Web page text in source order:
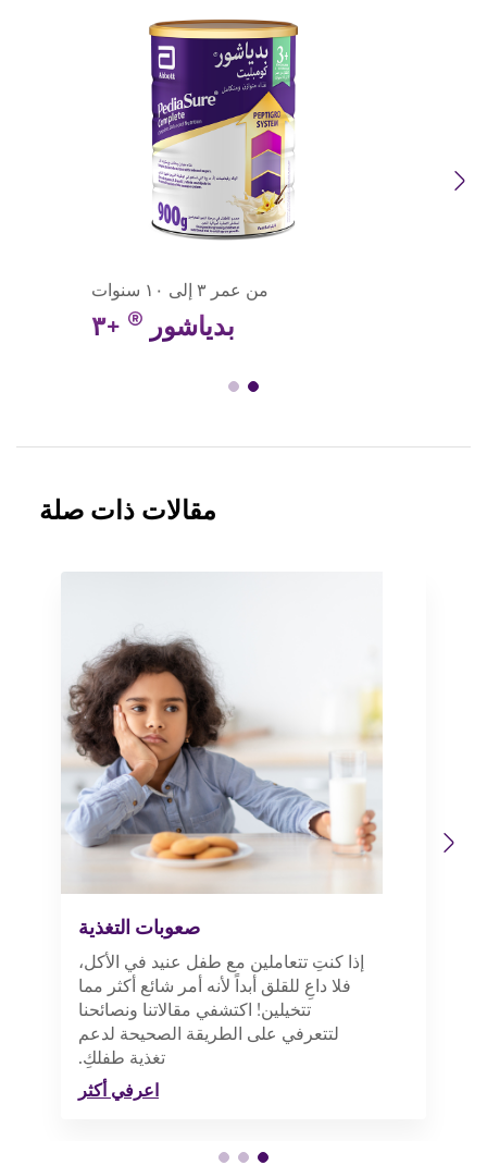
Previous
من عمر ٣ إلى ١٠ سنوات
بدياشور ® +٣
مقالات ذات صلة
Previous
صعوبات التغذية
إذا كنتِ تتعاملين مع طفل عنيد في الأكل،
فلا داعِ للقلق أبداً لأنه أمر شائع أكثر مما
تتخيلين! اكتشفي مقالاتنا ونصائحنا
لتتعرفي على الطريقة الصحيحة لدعم
تغذية طفلكِ.
اعرفي أكثر